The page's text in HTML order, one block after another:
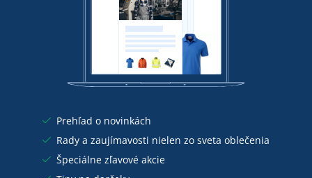
Prehľad o novinkách
Rady a zaujímavosti nielen zo sveta oblečenia
Špeciálne zľavové akcie